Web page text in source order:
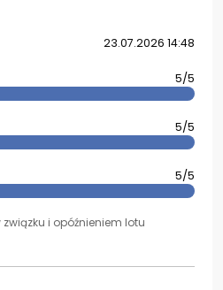
23.07.2026 14:48
5/5
5/5
5/5
związku i opóźnieniem lotu